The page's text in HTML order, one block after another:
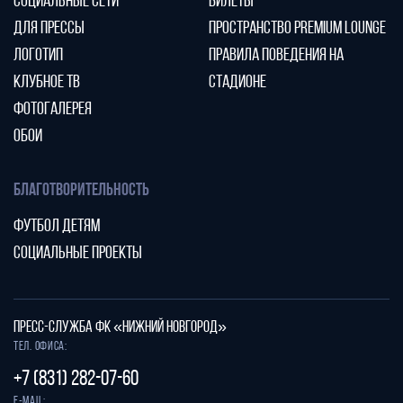
ДЛЯ ПРЕССЫ
ЛОГОТИП
КЛУБНОЕ ТВ
ФОТОГАЛЕРЕЯ
ОБОИ
ПРОСТРАНСТВО PREMIUM LOUNGE
ПРАВИЛА ПОВЕДЕНИЯ НА
СТАДИОНЕ
БЛАГОТВОРИТЕЛЬНОСТЬ
ФУТБОЛ ДЕТЯМ
СОЦИАЛЬНЫЕ ПРОЕКТЫ
ПРЕСС-СЛУЖБА ФК «НИЖНИЙ НОВГОРОД»
Тел. офиса:
+7 (831) 282-07-60